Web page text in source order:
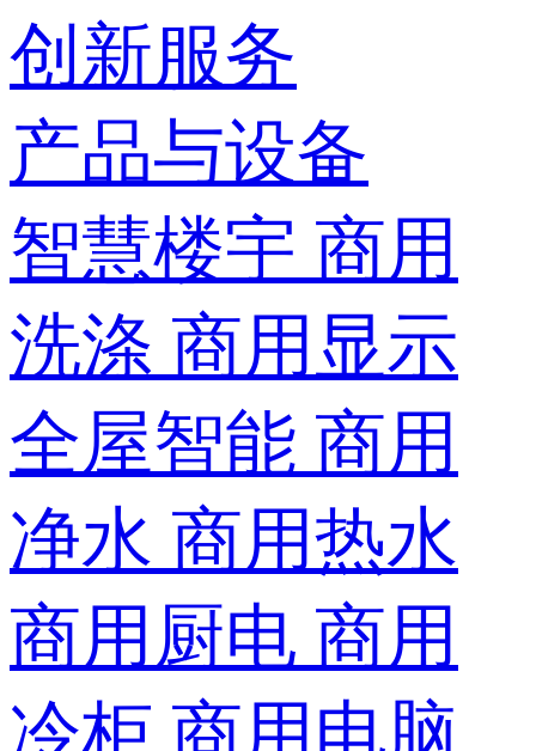
创新服务
产品与设备
智慧楼宇 商用
洗涤 商用显示
全屋智能 商用
净水 商用热水
商用厨电 商用
冷柜 商用电脑